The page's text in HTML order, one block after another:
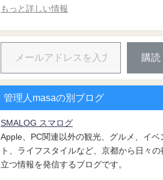
もっと詳しい情報
購読
管理人masaの別ブログ
SMALOG スマログ
Apple、PC関連以外の観光、グルメ、イベ
ト、ライフスタイルなど、京都から日々の
立つ情報を発信するブログです。